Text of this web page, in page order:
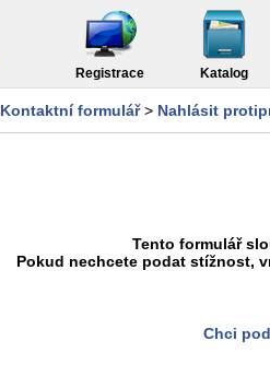
Registrace Katalog
Kontaktní formulář> Nahlásit
Tento formulář
Pokud nechcete podat stížnost,
Chci